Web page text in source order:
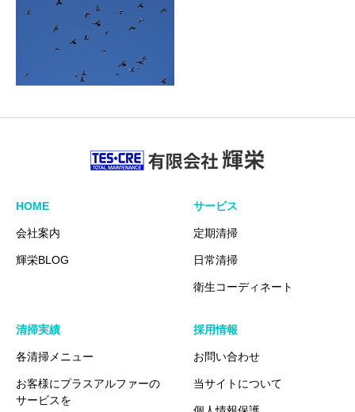
HOME
会社案内
輝栄BLOG
サービス
定期清掃
日常清掃
衛生コーディネート
清掃実績
各清掃メニュー
お客様にプラスアルファーの
サービスを
採用情報
お問い合わせ
当サイトについて